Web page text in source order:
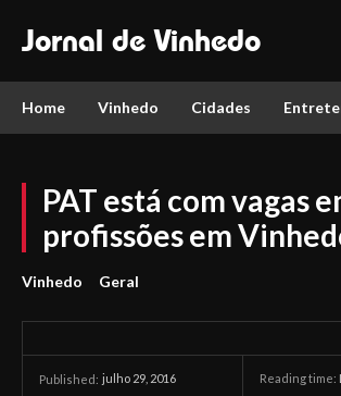
Jornal de Vinhedo
Home Vinhedo Cidades
PAT está com vagas
profissões em
Vinhedo Geral
Published: julho 29, 2016 Reading time: